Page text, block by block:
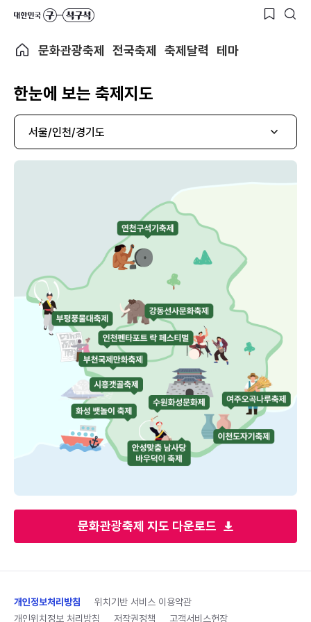
문화관광축제 전국축제 축제달력 테마
한눈에 보는 축제지도
문화관광축제 지도 다운로드
서울/인천/경기도
개인정보처리방침
위치기반 서비스 이용약관
개인위치정보 처리방침
저작권정책 고객서비스헌장